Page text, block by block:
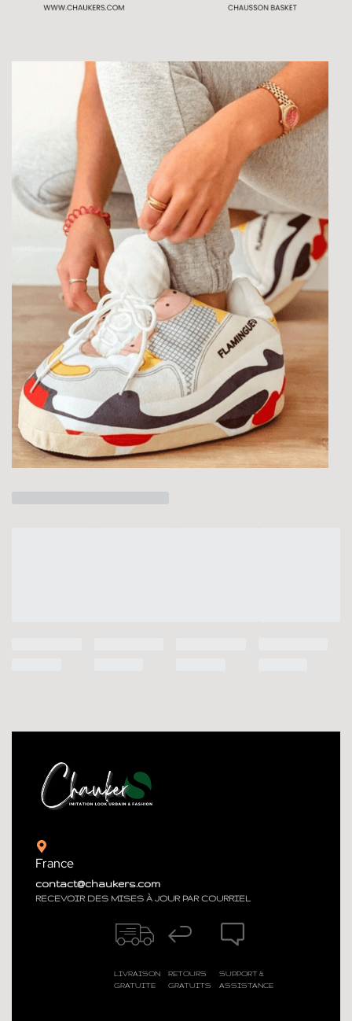
France
contact@chaukers.com
RECEVOIR DES MISES À JOUR PAR COURRIEL
LIVRAISON
GRATUITE
RETOURS
GRATUITS
SUPPORT &
ASSISTANCE